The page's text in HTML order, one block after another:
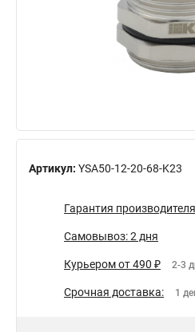
Артикул: YSA50-12-20-68-K23
Гарантия
Самовывоз: 2 дня
Курьером от 490 ₽ 2-3
Срочная доставка: 1